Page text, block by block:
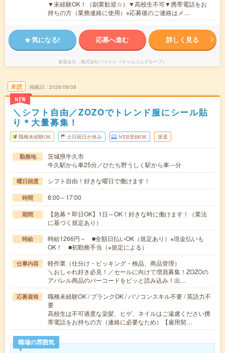
▼未経験OK！（副業歓迎☆）▼高校生不可▼携帯電話をお
持ちの方（業務連絡に使用）※応募後のご連絡はメ…
気になる! 応募へ進む 詳しく見る
派遣会社 株式会社バイトレ（キャムコムグループ）
未読
NEW
掲載日 2026/08/08
＼シフト自由／ZOZOでトレンド服にシール貼
り＊大量募集！
職種未経験OK 土日祝日が休み WEB登録OK 派遣
勤務地
茨城県牛久市
牛久駅から車25分／ひたち野うしく駅から車---分
曜日頻度 シフト自由！好きな曜日で働けます！
時間 8:00～17:00
期間
【急募＊即日OK】1日～OK！好きな時に働けます！（業法
に基づく規定あり）
時給
時給1266円～ ■全額日払いOK（規定あり）※現金払いも
OK！ ■初勤務手当（※規定による）
仕事内容
軽作業（仕分け・ピッキング・検品、商品管理）
＼おしゃれ好き必見！／セールに向けて増員募集！ZOZOの
アパレル商品のバーコードをピッと読み込み！出…
応募資格
職種未経験OK / ブランクOK / パソコンスキル不要 / 英語力不
要
高校生は不可過度な染髪、ヒゲ、ネイルはご遠慮ください携
帯電話をお持ちの方（連絡に必要なため）【雇用契…
職場の雰囲気